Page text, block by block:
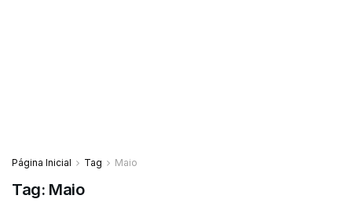
Página Inicial Tag Maio
Tag: Maio